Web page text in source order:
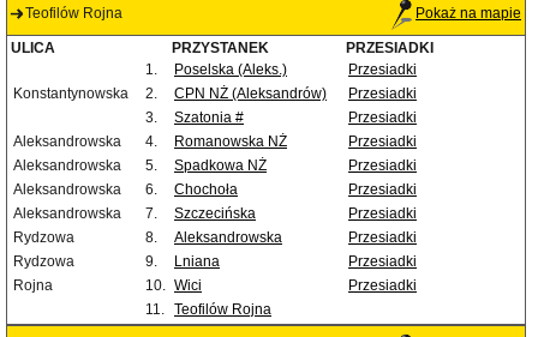
Teofilów Rojna Pokaż na mapie
ULICA PRZYSTANEK
PRZESIADKI
1.
Poselska (Aleks.)
Przesiadki
Konstantynowska
2. CPN NŻ (Aleksandrów)
Przesiadki
3.
Szatonia #
Przesiadki
Aleksandrowska
4. Romanowska NŻ
Przesiadki
Aleksandrowska
5. Spadkowa NŻ
Przesiadki
Aleksandrowska
6. Chochoła
Przesiadki
Aleksandrowska
7. Szczecińska
Przesiadki
Rydzowa
8. Aleksandrowska
Przesiadki
Rydzowa
9. Lniana
Przesiadki
Rojna
10. Wici
Przesiadki
11. Teofilów Rojna